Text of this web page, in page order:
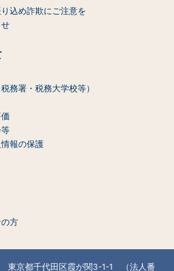
込め詐欺にご注意を
務署・税務大学校等）
報の保護
方
京都千代田区霞が関3-1-1 （法人番